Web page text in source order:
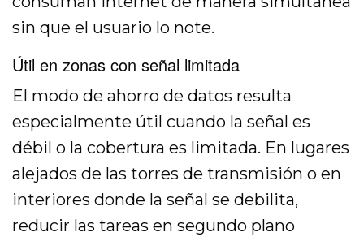
sin que el usuario lo note.
Útil en zonas con señal limitada
El modo de ahorro de datos resulta
especialmente útil cuando la señal es
débil o la cobertura es limitada. En lugares
alejados de las torres de transmisión o en
interiores donde la señal se debilita,
reducir las tareas en segundo plano